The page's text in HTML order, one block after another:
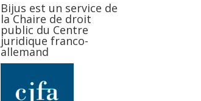
Bijus est un service de
la Chaire de droit
public du Centre
juridique franco-
allemand